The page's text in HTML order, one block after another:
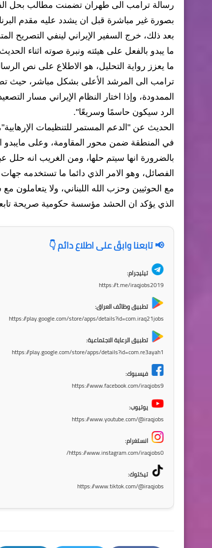
رسالة ترامب الى طهران تضمنت مطالب بحل
بصورة غير مباشرة قبل ان يشدد عليه مقدم
بعد ذلك، خرج السفير الإيراني لينفي التصريح
ما يبدو بالفعل على هيئته ونبرة صوته اثناء
ما يعزز رواية التحليل، هو الاطلاع على نص
ترامب الى المرشد الأعلى بشكل مباشر، حيث
الممدودة، وإذا اختار النظام الإيراني مسار
الرد سيكون حاسمًا وسريعًا".
الحديث عن "الدعم المستمر للتنظيمات
في المنطقة ضمن محور المقاومة، وعلى مايبدو
بالضرورة انها سيتم حلها، ومن الغريب انه حلل
الفصائل، وهو الامر الذي دائما ما تستخدمه
مع الحوثيين وحزب الله اللبناني، ولا
الذي يؤكد ان الحشد مؤسسة حكومية صريحة
📢 تابعنا وابقَ على اطلاع دائم 👇
تيليجرام:
https://t.me/iraqjobs2019
تطبيق وظائف العراق:
https://play.google.com/store/apps/details?id=com.iraq21jobs
تطبيق الرعاية الاجتماعية:
https://play.google.com/store/apps/details?id=com.re3ayah1
فيسبوك:
https://www.facebook.com/iraqjobs9
يوتيوب:
https://www.youtube.com/@iraqjobs
انستغرام:
https://www.instagram.com/iraqjobs0/
تيكتوك:
https://www.tiktok.com/@iraqjobs